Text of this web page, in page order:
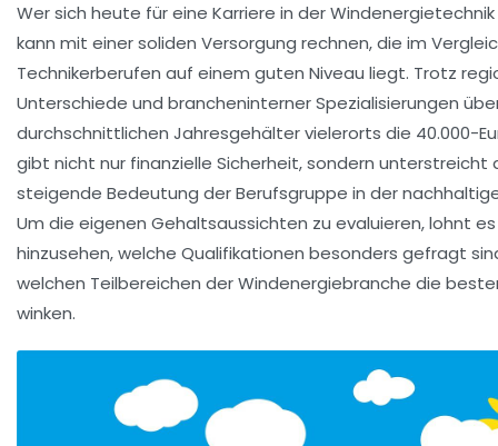
Wer sich heute für eine Karriere in der
kann mit einer soliden Versorgung rechnen, die im
Technikerberufen auf einem guten Niveau liegt. Trotz
Unterschiede und brancheninterner Spezialisierungen
durchschnittlichen Jahresgehälter vielerorts die 40.000-
gibt nicht nur finanzielle Sicherheit, sondern unterstreicht
steigende Bedeutung der Berufsgruppe in der
Um die eigenen Gehaltsaussichten zu evaluieren, lohnt
hinzusehen, welche Qualifikationen besonders gefragt
welchen Teilbereichen der Windenergiebranche die
winken.